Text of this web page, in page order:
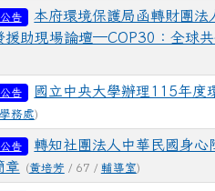
公告
本府環境保護局函轉財團
援助現場論壇─COP30：全球
公告
國立中央大學辦理115年度
學務處)
公告
轉知社團法人中華民國身
章
(黃培芳 / 67 / 輔導室)